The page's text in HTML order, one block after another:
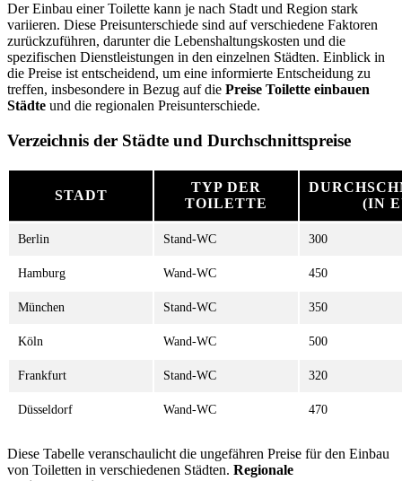
Der Einbau einer Toilette kann je nach Stadt und Region stark
variieren. Diese Preisunterschiede sind auf verschiedene Faktoren
zurückzuführen, darunter die Lebenshaltungskosten und die
spezifischen Dienstleistungen in den einzelnen Städten. Einblick in
die Preise ist entscheidend, um eine informierte Entscheidung zu
treffen, insbesondere in Bezug auf die Preise Toilette einbauen
Städte und die regionalen Preisunterschiede.
Verzeichnis der Städte und Durchschnittspreise
STADT
TYP DER
TOILETTE
(IN
Berlin Stand-WC 300
Hamburg Wand-WC 450
München Stand-WC 350
Köln Wand-WC 500
Frankfurt Stand-WC 320
Düsseldorf Wand-WC 470
Diese Tabelle veranschaulicht die ungefähren Preise für den Einbau
von Toiletten in verschiedenen Städten. Regionale